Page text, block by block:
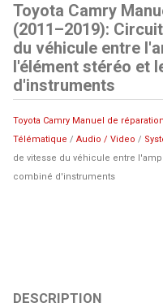
Toyota Camry
(2011–2019):
du véhicule entre
l'élément stéréo et
d'instruments
Toyota Camry Manuel de
Télématique /Audio / Video /
de vitesse du véhicule entre
combiné d'instruments
DESCRIPTION